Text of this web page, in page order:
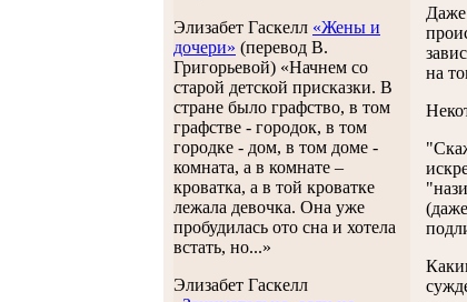
Элизабет Гаскелл «Жены и
дочери» (перевод В.
Григорьевой) «Начнем со
старой детской присказки. В
стране было графство, в том
графстве - городок, в том
городке - дом, в том доме -
комната, а в комнате –
кроватка, а в той кроватке
лежала девочка. Она уже
пробудилась ото сна и хотела
встать, но...»
Элизабет Гаскелл
Даже
на